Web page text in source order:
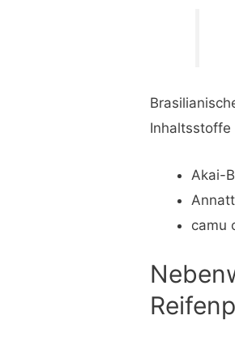
Inhaltsstoffe
Akai-
camu